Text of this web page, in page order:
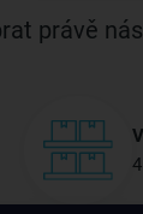
právě nás